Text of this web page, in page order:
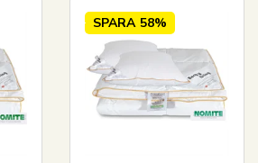
SPARA 58%